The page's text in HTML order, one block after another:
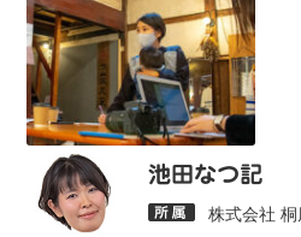
池田なつ記
株式会社 桐